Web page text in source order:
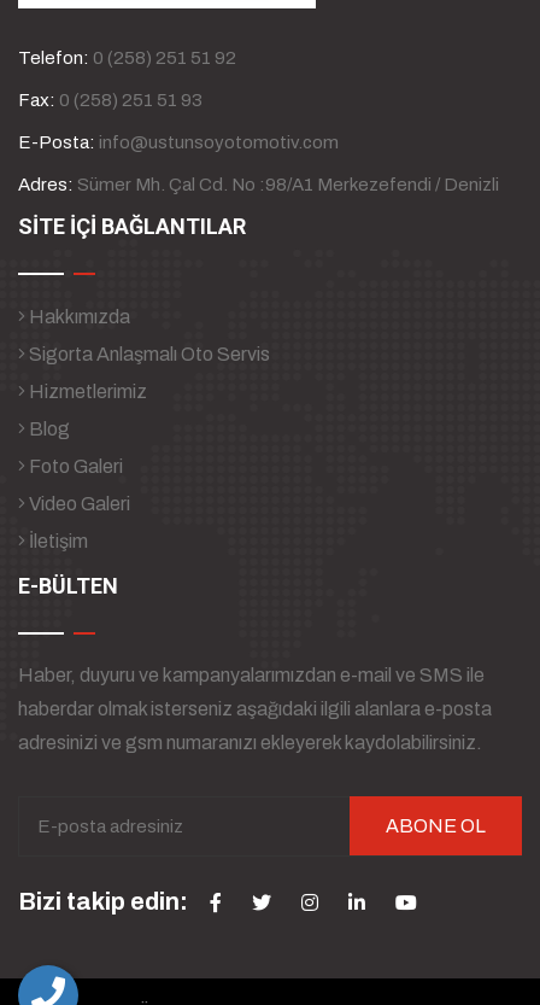
Telefon: 0 (258) 251 51 92
Fax: 0 (258) 251 51 93
E-Posta: info@ustunsoyotomotiv.com
Adres: Sümer Mh. Çal Cd. No :98/A1 Merkezefendi / Denizli
SİTE İÇİ BAĞLANTILAR
Hakkımızda
Sigorta Anlaşmalı Oto Servis
Hizmetlerimiz
Blog
Foto Galeri
Video Galeri
İletişim
E-BÜLTEN
Haber, duyuru ve kampanyalarımızdan e-mail ve SMS ile
haberdar olmak isterseniz aşağıdaki ilgili alanlara e-posta
adresinizi ve gsm numaranızı ekleyerek kaydolabilirsiniz.
ABONE OL
Bizi takip edin: